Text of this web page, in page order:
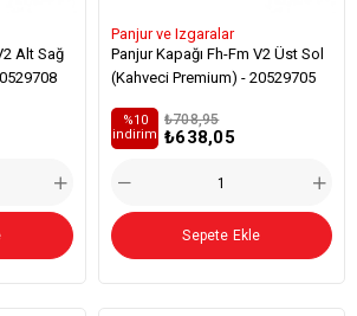
Alt Sağ
Panjur ve Izgaralar
Panjur Kapağı Fh-Fm V2 Üst Sol
(Kahveci Premium) - 20529705
₺638,05
₺708,95
%10
i̇ndirim
Sepete Ekle